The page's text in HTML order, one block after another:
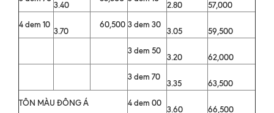
3.40 2.80
57,000
4 dem 10
3.70
60,500 3 dem 30
3.05
59,500
3 dem 50
3.20
62,000
3 dem 70
3.35
63,500
TÔN MÀU ĐÔNG Á
4 dem 00
3.60
66,500